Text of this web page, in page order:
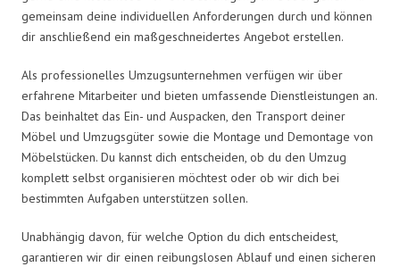
gemeinsam deine individuellen Anforderungen durch und können
dir anschließend ein maßgeschneidertes Angebot erstellen.
Als professionelles Umzugsunternehmen verfügen wir über
erfahrene Mitarbeiter und bieten umfassende Dienstleistungen an.
Das beinhaltet das Ein- und Auspacken, den Transport deiner
Möbel und Umzugsgüter sowie die Montage und Demontage von
Möbelstücken. Du kannst dich entscheiden, ob du den Umzug
komplett selbst organisieren möchtest oder ob wir dich bei
bestimmten Aufgaben unterstützen sollen.
Unabhängig davon, für welche Option du dich entscheidest,
garantieren wir dir einen reibungslosen Ablauf und einen sicheren